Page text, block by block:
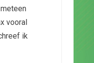
vooral
ik